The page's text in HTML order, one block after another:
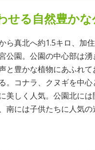
せる自然豊かな
ら真北へ約1.5キロ、加
公園。公園の中心部は湧
と豊かな植物にあふれ
。コナラ、クヌギを中
美しく人気。公園北に
南には子供たちに人気